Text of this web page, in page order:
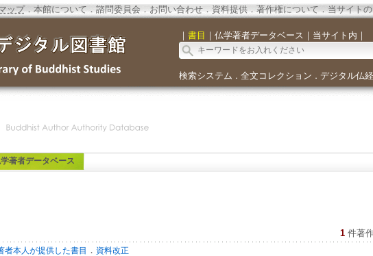
ップ．本館について．諮問委員会． お問い合わせ． 資料提供．著作権について．当サイト
｜ 書目 ｜ 仏学著者データベース ｜ 当サイト内 ｜
検索システム ． 全文コレクション ． デジタル仏経
著者データベース
1 件著
者本人が提供した書目 ． 資料改正